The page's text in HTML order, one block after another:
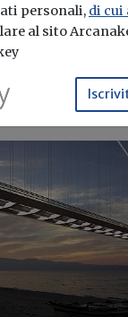
personali, di cui
al sito